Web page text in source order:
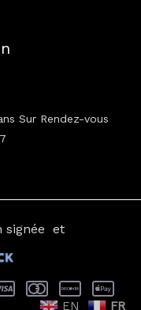
Sur Rendez-vous
signée et
EN FR